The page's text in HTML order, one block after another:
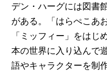
デン・ハーグには図書
がある。「はらぺこあ
「ミッフィー」をはじ
本の世界に入り込んで
語やキャラクターを制